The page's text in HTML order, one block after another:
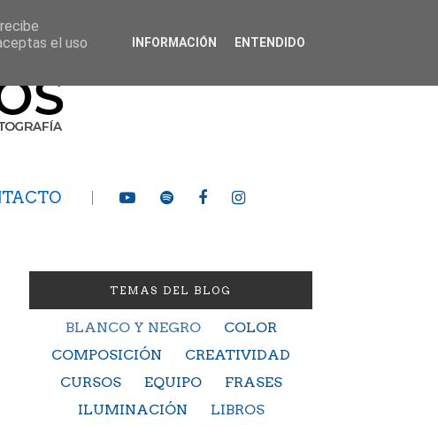
TEMAS DEL BLOG
BLANCO Y NEGRO
COLOR
COMPOSICIÓN
CREATIVIDAD
CURSOS
EQUIPO
FRASES
ILUMINACIÓN
LIBROS
el uso
INFORMACIÓN ENTENDIDO